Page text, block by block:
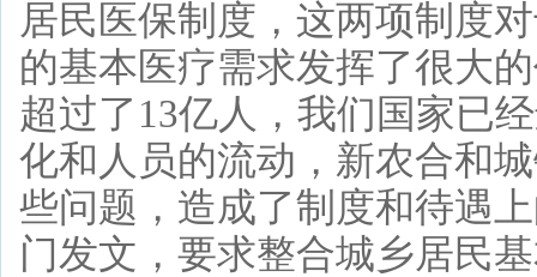
居民医保制度，这两项制度
的基本医疗需求发挥了很大
超过了13亿人，我们国家已
化和人员的流动，新农合和
些问题，造成了制度和待遇
门发文，要求整合城乡居民